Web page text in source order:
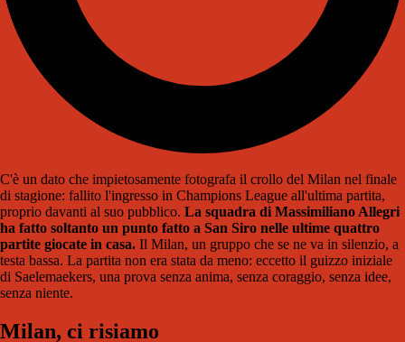
C'è un dato che impietosamente fotografa il crollo del Milan nel finale
di stagione: fallito l'ingresso in Champions League all'ultima partita,
proprio davanti al suo pubblico. La squadra di Massimiliano Allegri
ha fatto soltanto un punto fatto a San Siro nelle ultime quattro
partite giocate in casa. Il Milan, un gruppo che se ne va in silenzio, a
testa bassa. La partita non era stata da meno: eccetto il guizzo iniziale
di Saelemaekers, una prova senza anima, senza coraggio, senza idee,
senza niente.
Milan, ci risiamo